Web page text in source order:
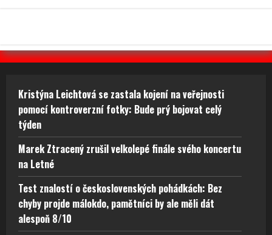
Kristýna Leichtová se zastala kojení na veřejnosti
pomocí kontroverzní fotky: Bude prý bojovat celý
týden
Marek Ztracený zrušil velkolepé finále svého koncertu
na Letné
Test znalostí o československých pohádkách: Bez
chyby projde málokdo, pamětníci by ale měli dát
alespoň 8/10